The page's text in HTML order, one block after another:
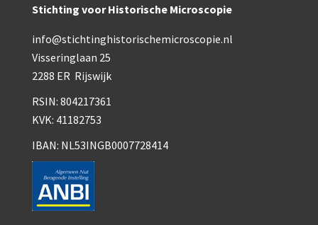
Dollond, ‘bar-limb’ (1860-1880)
Ongesigneerd, Engels (1860-1880)
Robbins (1860-1890)
Nachet, ‘plus simple’ (1862-1880)
Beck & Beck, ‘popular microscope’ (1867)
Bianchi, trommelmicroscoop (1869-1873)
Stichting voor Historische Microscopie
info@stichtinghistorischemicroscopie.nl
Visseringlaan 25
2288 ER Rijswijk
RSIN: 804217361
KVK: 41182753
IBAN: NL53INGB0007728414